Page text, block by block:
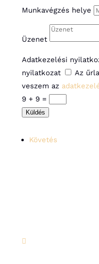
Munkavégzés helye
Üzenet
Adatkezelési
nyilatkozat
Az
veszem az
9 + 9=
Küldés
Követés
